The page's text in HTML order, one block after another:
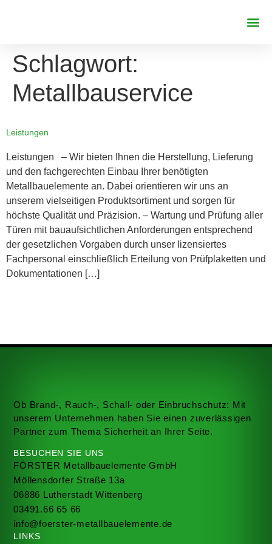
Schlagwort:
Metallbauservice
Leistungen
Leistungen – Wir bieten Ihnen die Herstellung, Lieferung
und den fachgerechten Einbau Ihrer benötigten
Metallbauelemente an. Dabei orientieren wir uns an
unserem vielseitigen Produktsortiment und sorgen für
höchste Qualität und Präzision. – Wartung und Prüfung aller
Türen mit bauaufsichtlichen Anforderungen entsprechend
der gesetzlichen Vorgaben durch unser lizensiertes
Fachpersonal einschließlich Erteilung von Prüfplaketten und
Dokumentationen […]
Ob Brand-, Rauch-, Schall- oder Einbruchschutz: Mit
unserem Unternehmen haben Sie einen zuverlässigen
Partner zum Thema Sicherheit an Ihrer Seite.
BESUCHEN SIE UNS
FÖRSTER Metallbauelemente GmbH
Möllensdorfer Straße 13a
06886 Lutherstadt Wittenberg
03491.66 65 66
info@foerster-metallbauelemente.de
LINKS